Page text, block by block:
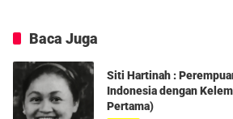
Baca Juga
Siti Hartinah :
Indonesia dengan
Pertama)